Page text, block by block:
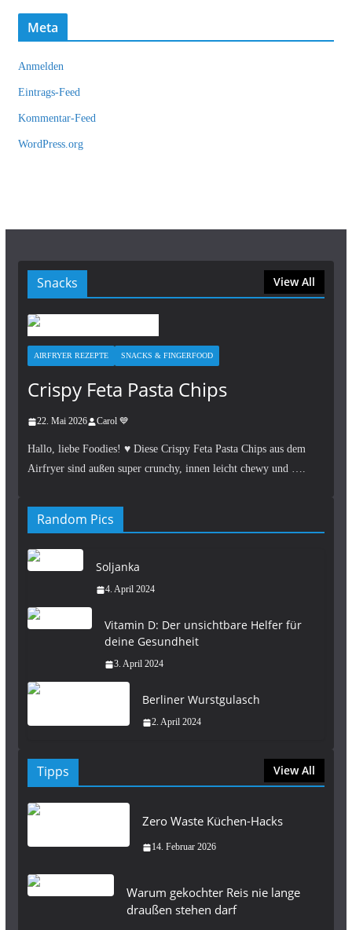
Meta
Anmelden
Eintrags-Feed
Kommentar-Feed
WordPress.org
Snacks View All
AIRFRYER REZEPTE SNACKS & FINGERFOOD
Crispy Feta Pasta Chips
22. Mai 2026 Carol 💙
Hallo, liebe Foodies! ♥︎ Diese Crispy Feta Pasta Chips aus dem
Airfryer sind außen super crunchy, innen leicht chewy und ….
Random Pics
Soljanka
4. April 2024
Vitamin D: Der unsichtbare Helfer für
deine Gesundheit
3. April 2024
Berliner Wurstgulasch
2. April 2024
Tipps View All
Zero Waste Küchen-Hacks
14. Februar 2026
Warum gekochter Reis nie lange
draußen stehen darf